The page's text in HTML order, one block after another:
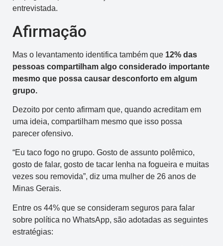
entrevistada.
Afirmação
Mas o levantamento identifica também que 12% das
pessoas compartilham algo considerado importante
mesmo que possa causar desconforto em algum
grupo.
Dezoito por cento afirmam que, quando acreditam em
uma ideia, compartilham mesmo que isso possa
parecer ofensivo.
“Eu taco fogo no grupo. Gosto de assunto polêmico,
gosto de falar, gosto de tacar lenha na fogueira e muitas
vezes sou removida”, diz uma mulher de 26 anos de
Minas Gerais.
Entre os 44% que se consideram seguros para falar
sobre política no WhatsApp, são adotadas as seguintes
estratégias: